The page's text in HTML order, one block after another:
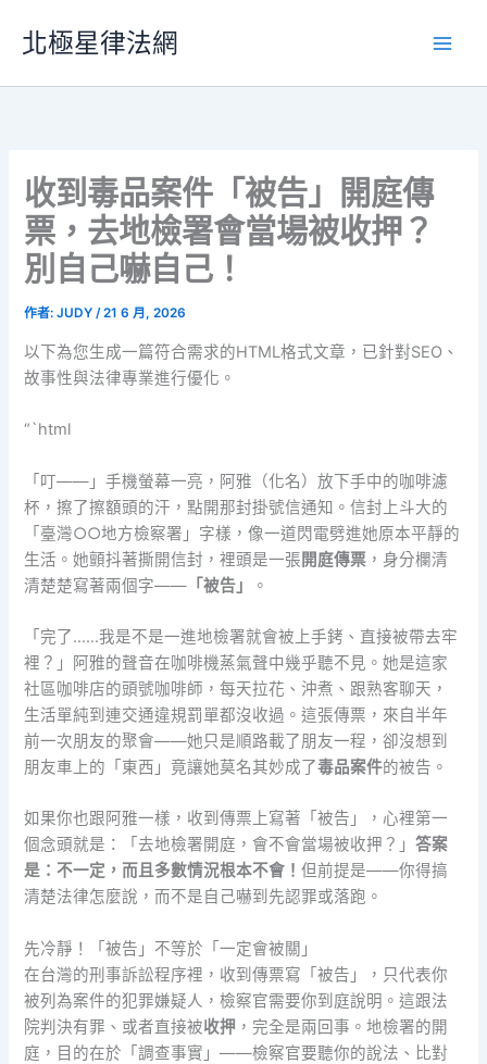
要
北極星律法網
收到毒品案件「被告」開庭傳
票，去地檢署會當場被收押？
別自己嚇自己！
作者:JUDY/21 6 月, 2026
以下為您生成一篇符合需求的HTML格式文章，已針對SEO、
故事性與法律專業進行優化。
“`html
「叮——」手機螢幕一亮，阿雅（化名）放下手中的咖啡濾
杯，擦了擦額頭的汗，點開那封掛號信通知。信封上斗大的
「臺灣○○地方檢察署」字樣，像一道閃電劈進她原本平靜的
生活。她顫抖著撕開信封，裡頭是一張 開庭傳票 ，身分欄清
清楚楚寫著兩個字—— 「被告」 。
「完了……我是不是一進地檢署就會被上手銬、直接被帶去牢
裡？」阿雅的聲音在咖啡機蒸氣聲中幾乎聽不見。她是這家
社區咖啡店的頭號咖啡師，每天拉花、沖煮、跟熟客聊天，
生活單純到連交通違規罰單都沒收過。這張傳票，來自半年
前一次朋友的聚會——她只是順路載了朋友一程，卻沒想到
朋友車上的「東西」竟讓她莫名其妙成了毒品案件的被告。
如果你也跟阿雅一樣，收到傳票上寫著「被告」，心裡第一
個念頭就是：「去地檢署開庭，會不會當場被收押？」答案
是：不一定，而且多數情況根本不會！但前提是——你得搞
清楚法律怎麼說，而不是自己嚇到先認罪或落跑。
先冷靜！「被告」不等於「一定會被關」
在台灣的刑事訴訟程序裡，收到傳票寫「被告」，只代表你
被列為案件的犯罪嫌疑人，檢察官需要你到庭說明。這跟法
院判決有罪、或者直接被收押 ，完全是兩回事。地檢署的開
庭，目的在於「調查事實」——檢察官要聽你的說法、比對